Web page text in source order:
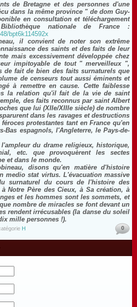
de Bretagne et des personnes d'une
dans la même province " de dom Guy-
en consultation et téléchargement
nationale de France :
bpt6k114592x
il convient de noter son extrême
des saints et des faits de leur
mais excessivement développée chez
impitoyable de tout " merveilleux ",
de fait de bien des faits surnaturels que
de censeurs tout aussi éminents et
à remettre en cause. Cette faiblesse
la relation qu'il fait de la vie de saint
des faits reconnus par saint Albert
que lui (XIIe/XIIIe siècle) de nombre
dans les ravages et destructions
protestantes tant en France qu'en
Bas espagnols, l'Angleterre, le Pays-de-
du drame religieux, historique,
etc. que provoquèrent les sectes
et dans le monde.
disons qu'en matière d'histoire
medio stat virtus. L'évacuation massive
surnaturel du cours de l'histoire des
Notre Père des Cieux, à Sa création, à
et les hommes sont les sommets, et
nombre de miracles se font devant un
rendent irrécusables (la danse du soleil
mille personnes !).
H 0